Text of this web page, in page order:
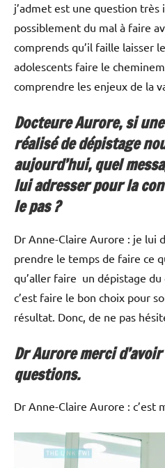
j’admet est une question très
possiblement du mal à faire
comprends qu’il faille laisser
adolescents faire le
comprendre les enjeux de la
Docteure Aurore, si
réalisé de dépistage
aujourd’hui, quel
lui adresser pour la
le pas ?
Dr Anne-Claire Aurore : je lui
prendre le temps de faire ce
qu’aller faire un dépistage du
c’est faire le bon choix pour
résultat. Donc, de ne pas
Dr Aurore merci
questions.
Dr Anne-Claire Aurore : c’est